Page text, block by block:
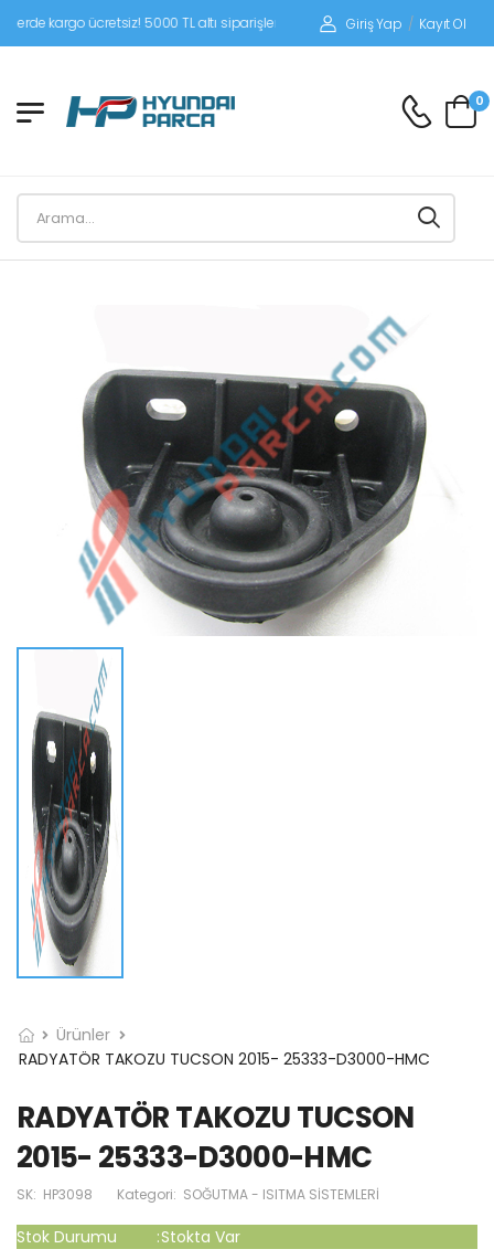
kargo ücretsiz! 5000 TL altı siparişlerinizde siparişleriniz alıcı ödemeli
Giriş Yap / Kayıt Ol
0
Ürünler
RADYATÖR TAKOZU TUCSON 2015- 25333-D3000-HMC
RADYATÖR TAKOZU TUCSON
2015- 25333-D3000-HMC
SK: HP3098 Kategori: SOĞUTMA - ISITMA SİSTEMLERİ
Stok Durumu :Stokta Var